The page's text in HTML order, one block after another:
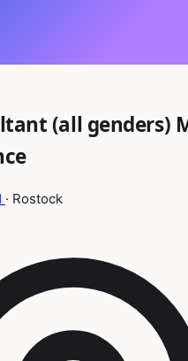
(all genders)
· Rostock